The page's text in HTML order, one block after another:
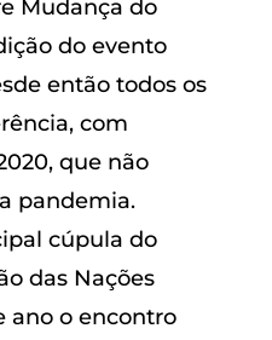
Mudança do
do evento
então todos os
com
que não
pandemia.
cúpula do
das Nações
ano o encontro